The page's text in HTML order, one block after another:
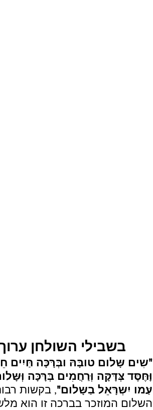
בשבילי השולחן
"שִים שָּלום טובָּהּ ובְּרָּכָּה חַּיִים
וָּחֶּסֶּד צְּדָּקָּה וְּרַחֲמִים בְּרָּכָּה
עַּמו יִשְּרָּאֵל בַשָּלום", בקשות
השלום המוזכר בברכה זו הוא